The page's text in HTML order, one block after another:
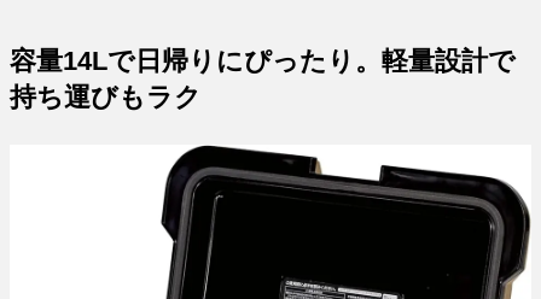
容量14Lで日帰りにぴったり。軽量設計で
持ち運びもラク